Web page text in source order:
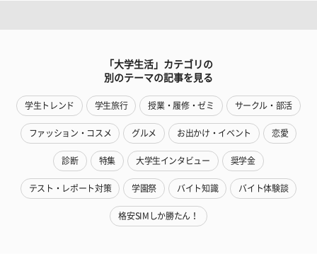
「大学生活」カテゴリの
別のテーマの記事を見る
学生トレンド 学生旅行 授業・履修・ゼミ サークル・部活
ファッション・コスメ グルメ お出かけ・イベント 恋愛
診断 特集 大学生インタビュー 奨学金
テスト・レポート対策 学園祭 バイト知識 バイト体験談
格安SIMしか勝たん！